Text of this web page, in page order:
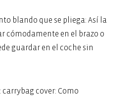
blando que se pliega: Así la
cómodamente en el brazo o
guardar en el coche sin
cover: Como